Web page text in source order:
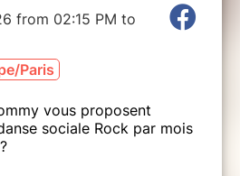
from 02:15 PM to
Paris
vous proposent
sociale Rock par mois